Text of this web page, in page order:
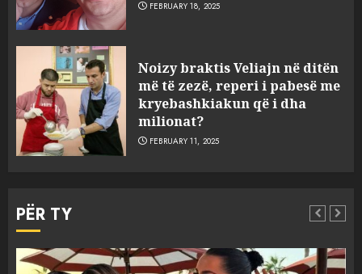
FEBRUARY 18, 2025
Noizy braktis Veliajn në ditën
më të zezë, reperi i pabesë me
kryebashkiakun që i dha
milionat?
FEBRUARY 11, 2025
PËR TY
3
sulmuan “One Albania”,
ngjarja u fsheh. A u vodhën
serverat?
MARCH 25, 2025
4 MARCH 25, 2025